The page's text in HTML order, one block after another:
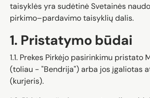
taisyklės yra sudėtinė Svetainės
pirkimo–pardavimo taisyklių dalis.
1. Pristatymo būdai
1.1. Prekes Pirkėjo pasirinkimu pristato
(toliau - "Bendrija") arba jos įgaliotas
(kurjeris).